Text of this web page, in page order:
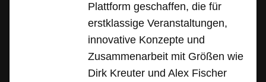
Plattform geschaffen, die für
erstklassige Veranstaltungen,
innovative Konzepte und
Zusammenarbeit mit Größen wie
Dirk Kreuter und Alex Fischer